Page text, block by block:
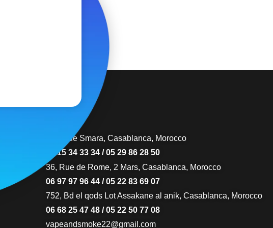
66,bd de Smara, Casablanca, Morocco
07 15 34 33 34 / 05 29 86 28 50
36, Rue de Rome, 2 Mars, Casablanca, Morocco
06 97 97 96 44 / 05 22 83 69 07
752, Bd el qods Lot Assakane al anik, Casablanca, Morocco
06 68 25 47 48 / 05 22 50 77 08
vapeandsmoke22@gmail.com